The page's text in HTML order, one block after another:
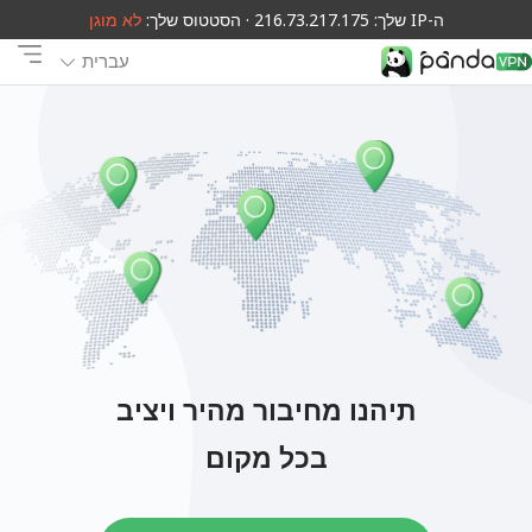
ה-IP שלך: 216.73.217.175 · הסטטוס שלך: לא מוגן
עברית
תיהנו מחיבור מהיר ויציב
בכל מקום